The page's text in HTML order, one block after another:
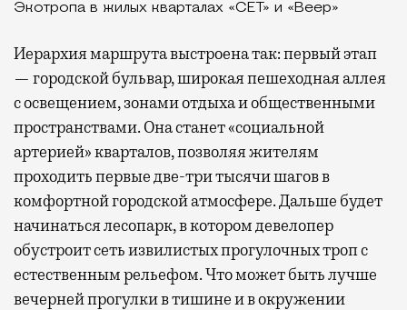
Экотропа в жилых кварталах «СЕТ» и «Веер»
Иерархия маршрута выстроена так: первый этап
— городской бульвар, широкая пешеходная аллея
с освещением, зонами отдыха и общественными
пространствами. Она станет «социальной
артерией» кварталов, позволяя жителям
проходить первые две-три тысячи шагов в
комфортной городской атмосфере. Дальше будет
начинаться лесопарк, в котором девелопер
обустроит сеть извилистых прогулочных троп с
естественным рельефом. Что может быть лучше
вечерней прогулки в тишине и в окружении